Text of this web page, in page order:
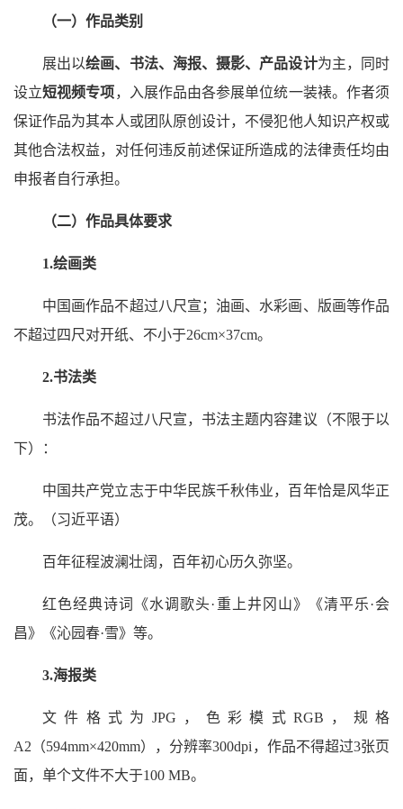
（一）作品类别
展出以绘画、书法、海报、摄影、产品设计为主，同时
设立短视频专项 ，入展作品由各参展单位统一装裱。作者须
保证作品为其本人或团队原创设计，不侵犯他人知识产权或
其他合法权益，对任何违反前述保证所造成的法律责任均由
申报者自行承担。
（二）作品具体要求
1.绘画类
中国画作品不超过八尺宣；油画、水彩画、版画等作品
不超过四尺对开纸、不小于26cm×37cm。
2.书法类
书法作品不超过八尺宣，书法主题内容建议（不限于以
下）：
中国共产党立志于中华民族千秋伟业，百年恰是风华正
茂。（习近平语）
百年征程波澜壮阔，百年初心历久弥坚。
红色经典诗词《水调歌头·重上井冈山》《清平乐·会
昌》《沁园春·雪》等。
3.海报类
文件格式为JPG，色彩模式RGB，规格
A2（594mm×420mm），分辨率300dpi，作品不得超过3张页
面，单个文件不大于100 MB。